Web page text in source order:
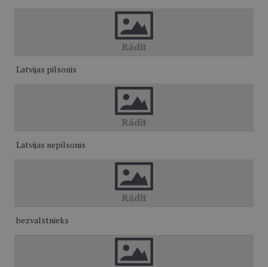
Latvijas pilsonis
Latvijas nepilsonis
bezvalstnieks